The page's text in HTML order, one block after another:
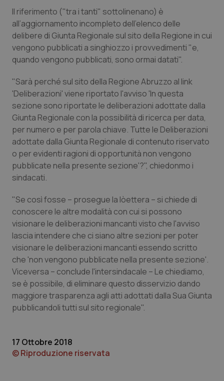
Friuli Venezia Giulia
Lazio
Lombardia
Marche
Molise
Piemonte
Provincia Autonoma di Bolzano
Provincia Autonoma di Trento
Puglia
Sardegna
Sicilia
Umbria
Dermatite Atopica
Diabete & glucometri
Dolore
Donna & Salute
Epatiti
HIV
Infezioni & Febbre
Ipertensione & Scompenso
Malattie rare
Malattia di Crohn & Rettocolite Ulcerosa
Neuroscienze & patologie neurodegenerative
Oftalmologia
Il riferimento ("tra i tanti" sottolinenano) è
all’aggiornamento incompleto dell’elenco delle
delibere di Giunta Regionale sul sito della Regione in cui
vengono pubblicati a singhiozzo i provvedimenti "e,
quando vengono pubblicati, sono ormai datati".
"Sarà perché sul sito della Regione Abruzzo al link
'Deliberazioni' viene riportato l'avviso 'In questa
sezione sono riportate le deliberazioni adottate dalla
Giunta Regionale con la possibilità di ricerca per data,
per numero e per parola chiave. Tutte le Deliberazioni
adottate dalla Giunta Regionale di contenuto riservato
o per evidenti ragioni di opportunità non vengono
pubblicate nella presente sezione'?", chiedonmo i
sindacati.
"Se così fosse – prosegue la lòettera – si chiede di
conoscere le altre modalità con cui si possono
visionare le deliberazioni mancanti visto che l'avviso
lascia intendere che ci siano altre sezioni per poter
visionare le deliberazioni mancanti essendo scritto
che 'non vengono pubblicate nella presente sezione'.
Viceversa – conclude l'intersindacale – Le chiediamo,
se è possibile, di eliminare questo disservizio dando
maggiore trasparenza agli atti adottati dalla Sua Giunta
pubblicandoli tutti sul sito regionale".
17 Ottobre 2018
© Riproduzione riservata